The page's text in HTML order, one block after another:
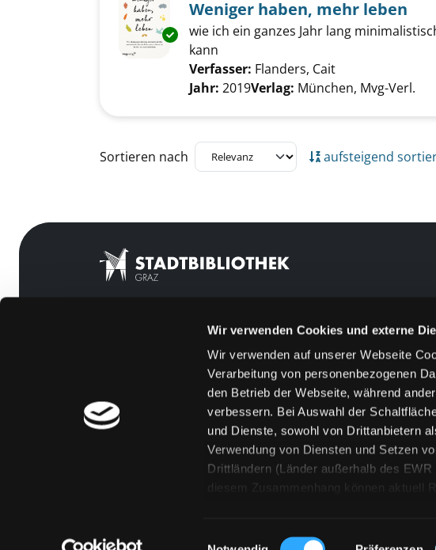
Wir verwenden Cookies und externe
Wir verwenden auf unserer Webseite
Verarbeitung von personenbezogenen
den Betrieb der Webseite, während
verbessern. Bei Auswahl der
und Dienste, sowohl von Drittanbietern
Verwendung von Diensten und Setzen
Drittländern (Länder außerhalb des
diesem Zusammenhang können aktuell
„Details zeigen“ finden Sie Erklärungen
Einwilligungsauswahl
Exemplar-Details von Weniger haben, mehr
Weniger haben, mehr leben
wie ich ein ganzes Jahr lang
kann
Verfasser: Flanders, Cait
Jahr: 2019Verlag: München, Mvg-Verl.
Zu den Suchfiltern springen
Sortieren nach aufsteigend
[kju:b]
Feedback
Kontakt
Über uns
Jobs
Medienwunsch
FAQs